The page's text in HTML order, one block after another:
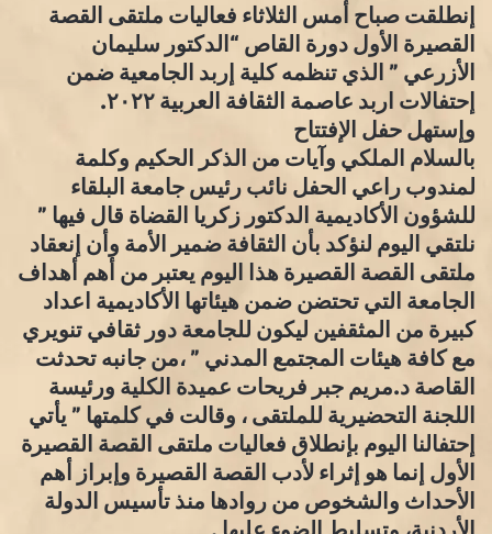
إنطلقت صباح أمس الثلاثاء فعاليات ملتقى القصة
القصيرة الأول دورة القاص “الدكتور سليمان
الأزرعي ” الذي تنظمه كلية إربد الجامعية ضمن
إحتفالات اربد عاصمة الثقافة العربية ٢٠٢٢.
وإستهل حفل الإفتتاح
بالسلام الملكي وآيات من الذكر الحكيم وكلمة
لمندوب راعي الحفل نائب رئيس جامعة البلقاء
للشؤون الأكاديمية الدكتور زكريا القضاة قال فيها ”
نلتقي اليوم لنؤكد بأن الثقافة ضمير الأمة وأن إنعقاد
ملتقى القصة القصيرة هذا اليوم يعتبر من أهم أهداف
الجامعة التي تحتضن ضمن هيئاتها الأكاديمية اعداد
كبيرة من المثقفين ليكون للجامعة دور ثقافي تنويري
مع كافة هيئات المجتمع المدني ” ،من جانبه تحدثت
القاصة د.مريم جبر فريحات عميدة الكلية ورئيسة
اللجنة التحضيرية للملتقى ، وقالت في كلمتها ” يأتي
إحتفالنا اليوم بإنطلاق فعاليات ملتقى القصة القصيرة
الأول إنما هو إثراء لأدب القصة القصيرة وإبراز أهم
الأحداث والشخوص من روادها منذ تأسيس الدولة